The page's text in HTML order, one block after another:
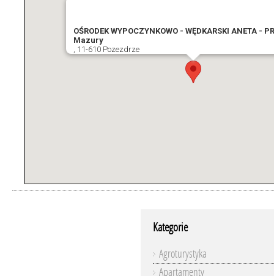
OŚRODEK WYPOCZYNKOWO - WĘDKARSKI ANETA -
Mazury
, 11-610 Pozezdrze
Kategorie
Agroturystyka
Apartamenty